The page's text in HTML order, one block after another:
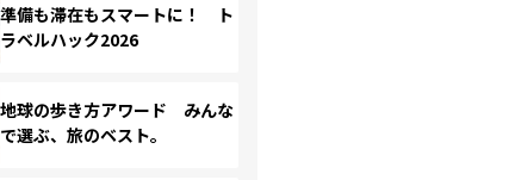
準備も滞在もスマートに！ ト
ラベルハック2026
地球の歩き方アワード みんな
で選ぶ、旅のベスト。